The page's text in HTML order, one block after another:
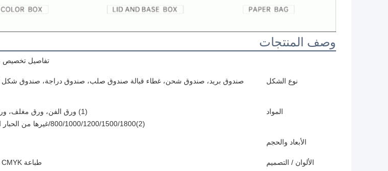
وصف المنتجات
تفاصيل تخصيص
نوع الشكل
صندوق بريد، صندوق شحن، غطاء قبالة صندوق صلب، صندوق دراجة، صندوق شكل
المواد
(1) ورق الفن، ورق مغلف، ورق نسيج خاص
(2)800/1000/1200/1500/1800/غيرها من الحبار الرمادي GSM
الأبعاد والحجم
الألوان / التصميم طباعة CMYK + لون البانتون